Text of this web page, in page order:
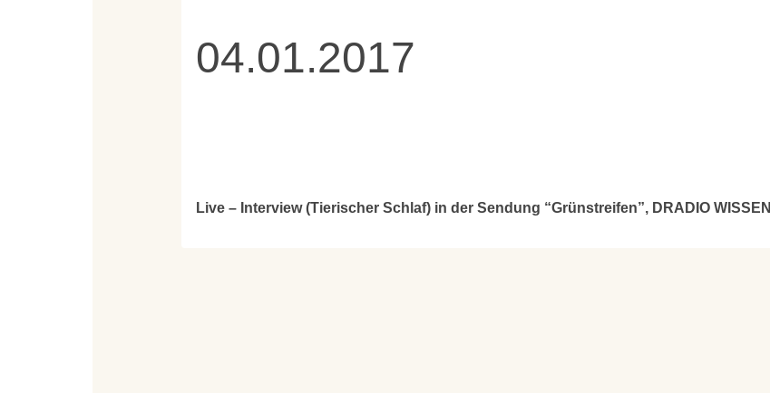
04.01.2017
Live – Interview (Tierischer Schlaf) in der Sendung “Grünstreifen”, DRADIO WISSEN